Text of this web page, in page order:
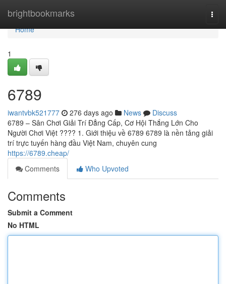
brightbookmarks
Home
Home
1
6789
iwantvbk521777 276 days ago News
Discuss
6789 – Sân Chơi Giải Trí Đẳng Cấp, Cơ Hội Thắng Lớn Cho
Người Chơi Việt ???? 1. Giới thiệu về 6789 6789 là nền tảng giải
trí trực tuyến hàng đầu Việt Nam, chuyên cung
https://6789.cheap/
Comments
Who Upvoted
Comments
Submit a Comment
No HTML